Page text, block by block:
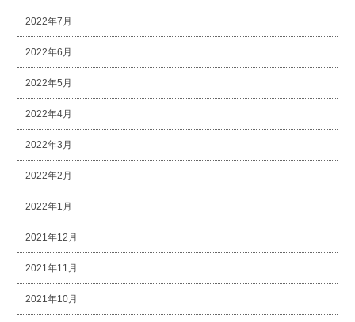
2022年7月
2022年6月
2022年5月
2022年4月
2022年3月
2022年2月
2022年1月
2021年12月
2021年11月
2021年10月